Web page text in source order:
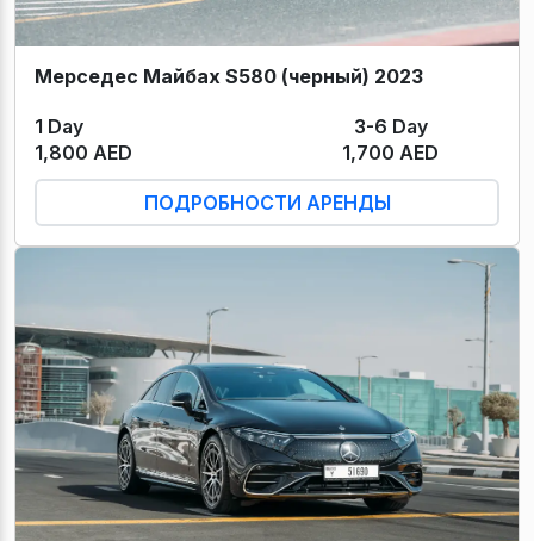
Мерседес Майбах S580 (черный) 2023
1 Day
3-6 Day
1,800 AED
1,700 AED
ПОДРОБНОСТИ АРЕНДЫ